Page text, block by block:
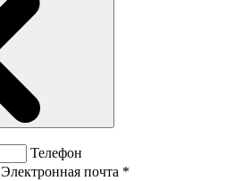
Телефон
Электронная почта *